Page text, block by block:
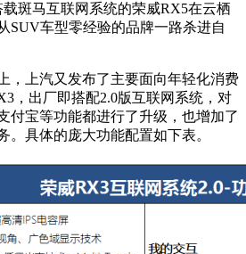
斑马互联网系统的荣威RX5在云栖
SUV车型零经验的品牌一路杀进自
上汽又发布了主要面向年轻化消费
，出厂即搭配2.0版互联网系统，对
付宝等功能都进行了升级，也增加了
。具体的庞大功能配置如下表。